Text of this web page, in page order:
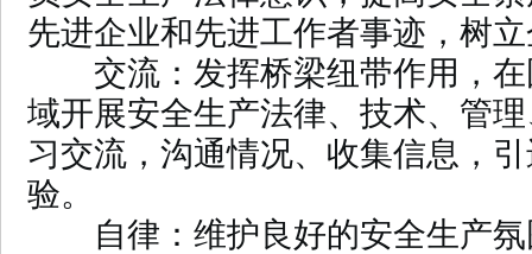
先进企业和先进工作者事迹，树
交流：发挥桥梁纽带作用，在
域开展安全生产法律、技术、管
习交流，沟通情况、收集信息，
验。
自律：维护良好的安全生产氛